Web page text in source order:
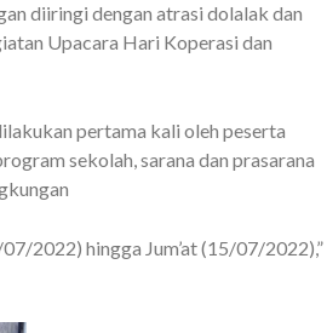
diiringi dengan atrasi dolalak dan
Upacara Hari Koperasi dan
pertama kali oleh peserta
sekolah, sarana dan prasarana
2022) hingga Jum’at (15/07/2022),”